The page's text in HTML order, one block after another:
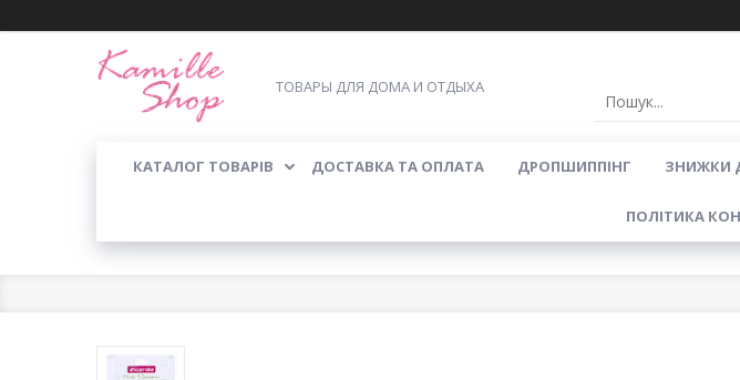
ТОВАРЫ ДЛЯ ДОМА И ОТДЫХА
КАТАЛОГ ТОВАРІВ ДОСТАВКА ТА ОПЛАТА ДРОПШИППІНГ ЗНИЖКИ
ПОЛІТИКА